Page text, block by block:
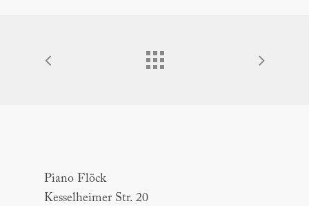
Piano Flöck
Kesselheimer Str. 20